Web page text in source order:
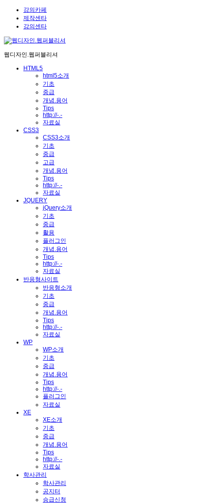
강의카페
제작센타
강의센타
웹디자인.웹퍼블리셔
HTML5
html5소개
기초
중급
개념.용어
Tips
http://-.-
자료실
CSS3
CSS3소개
기초
중급
고급
개념.용어
Tips
http://-.-
자료실
JQUERY
jQuery소개
기초
중급
활용
플러그인
개념.용어
Tips
http://-.-
자료실
반응형사이트
반응형소개
기초
중급
개념.용어
Tips
http://-.-
자료실
WP
WP소개
기초
중급
개념.용어
Tips
http://-.-
플러그인
자료실
XE
XE소개
기초
중급
개념.용어
Tips
http://-.-
자료실
학사관리
학사관리
공지터
승급신청